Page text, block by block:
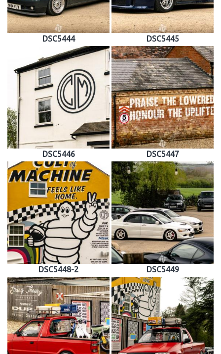
DSC5444 DSC5445
DSC5446 DSC5447
DSC5448-2 DSC5449